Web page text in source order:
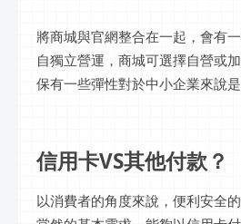
將商城與官網整合在一起，會有
自獨立營運，商城可選擇自營或
保有一些彈性對於中小企業來說是
信用卡VS其他付款？
以消費者的角度來說，便利安全